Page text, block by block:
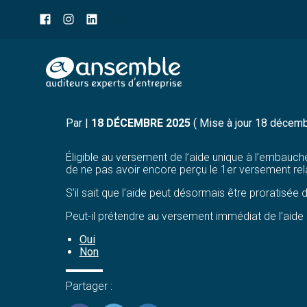
header
Aller
au
AIDE À L'EMBAUCHE
Par | 18 DÉCEMBRE 2025( Mise à jour 18
Éligible au versement de l’aide unique à
de ne pas avoir encore perçu le 1er versement
S’il sait que l’aide peut désormais être
Peut-il prétendre au versement immédiat de l’aide
Oui
Non
Partager :